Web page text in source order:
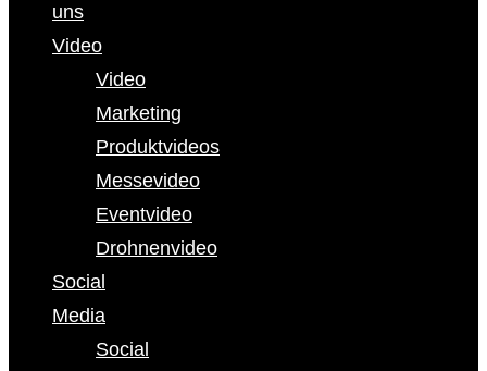
uns
Video
Video
Marketing
Produktvideos
Messevideo
Eventvideo
Drohnenvideo
Social
Media
Social